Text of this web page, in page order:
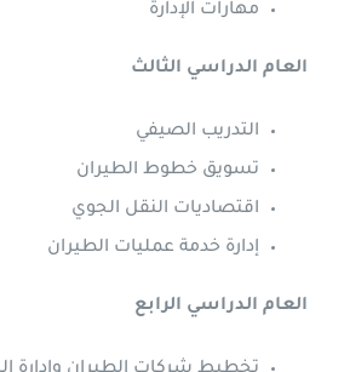
مهارات الإدارة
العام الدراسي الثالث
التدريب الصيفي
تسويق خطوط الطيران
اقتصاديات النقل الجوي
إدارة خدمة عمليات الطيران
العام الدراسي الرابع